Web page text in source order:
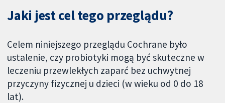
Jaki jest cel tego przeglądu?
Celem niniejszego przeglądu Cochrane było
ustalenie, czy probiotyki mogą być skuteczne w
leczeniu przewlekłych zaparć bez uchwytnej
przyczyny fizycznej u dzieci (w wieku od 0 do 18
lat).